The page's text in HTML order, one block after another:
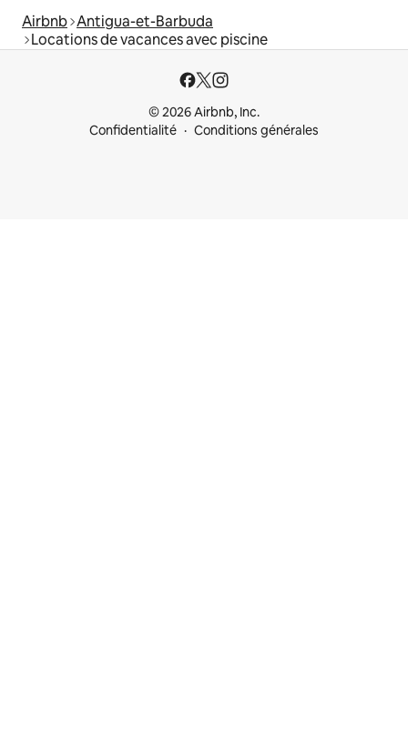
Airbnb Antigua-et-Barbuda
Locations de vacances avec piscine
© 2026 Airbnb, Inc.
Confidentialité
Conditions générales